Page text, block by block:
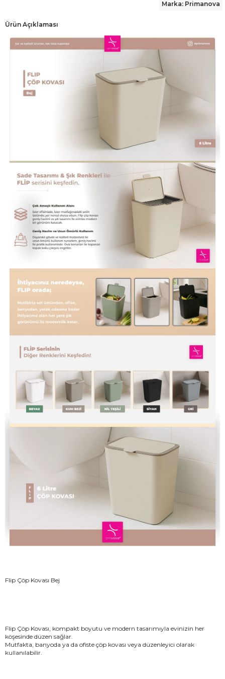
Marka: Primanova
Ürün Açıklaması
Flip Çöp Kovası Bej
Flip Çöp Kovası, kompakt boyutu ve modern tasarımıyla evinizin her
köşesinde düzen sağlar.
Mutfakta, banyoda ya da ofiste çöp kovası veya düzenleyici olarak
kullanılabilir.